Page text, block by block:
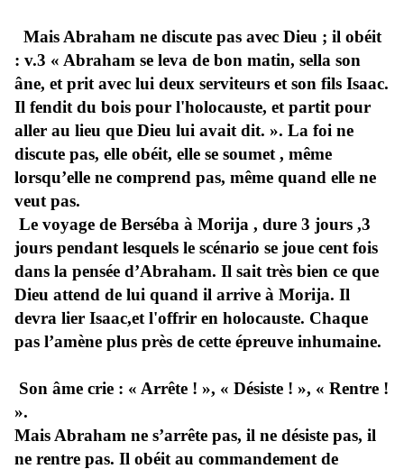
Mais Abraham ne discute pas avec Dieu ; il obéit
: v.3 « Abraham se leva de bon matin, sella son
âne, et prit avec lui deux serviteurs et son fils Isaac.
Il fendit du bois pour l'holocauste, et partit pour
aller au lieu que Dieu lui avait dit. ». La foi ne
discute pas, elle obéit, elle se soumet , même
lorsqu’elle ne comprend pas, même quand elle ne
veut pas.
Le voyage de Berséba à Morija , dure 3 jours ,3
jours pendant lesquels le scénario se joue cent fois
dans la pensée d’Abraham. Il sait très bien ce que
Dieu attend de lui quand il arrive à Morija. Il
devra lier Isaac,et l'offrir en holocauste. Chaque
pas l’amène plus près de cette épreuve inhumaine.
Son âme crie : « Arrête ! », « Désiste ! », « Rentre !
».
Mais Abraham ne s’arrête pas, il ne désiste pas, il
ne rentre pas. Il obéit au commandement de